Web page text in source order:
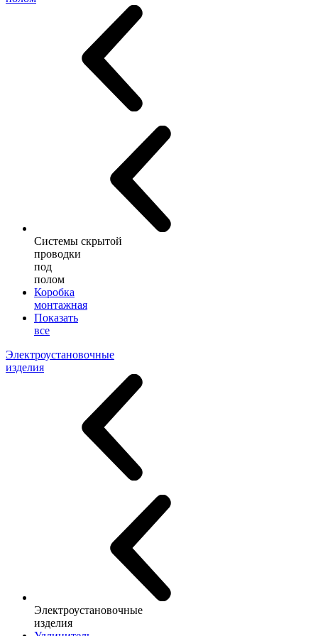
Системы скрытой
проводки
под
полом
Коробка
монтажная
Показать
все
Электроустановочные
изделия
Электроустановочные
изделия